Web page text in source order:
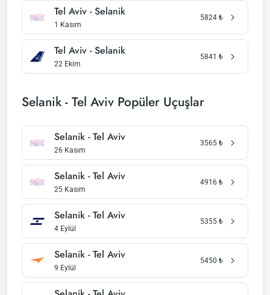
Tel Aviv - Selanik
1 Kasım
5824 ₺
Tel Aviv - Selanik
22 Ekim
5841 ₺
Selanik - Tel Aviv Popüler Uçuşlar
Selanik - Tel Aviv
26 Kasım
3565 ₺
Selanik - Tel Aviv
25 Kasım
4916 ₺
Selanik - Tel Aviv
4 Eylül
5355 ₺
Selanik - Tel Aviv
9 Eylül
5450 ₺